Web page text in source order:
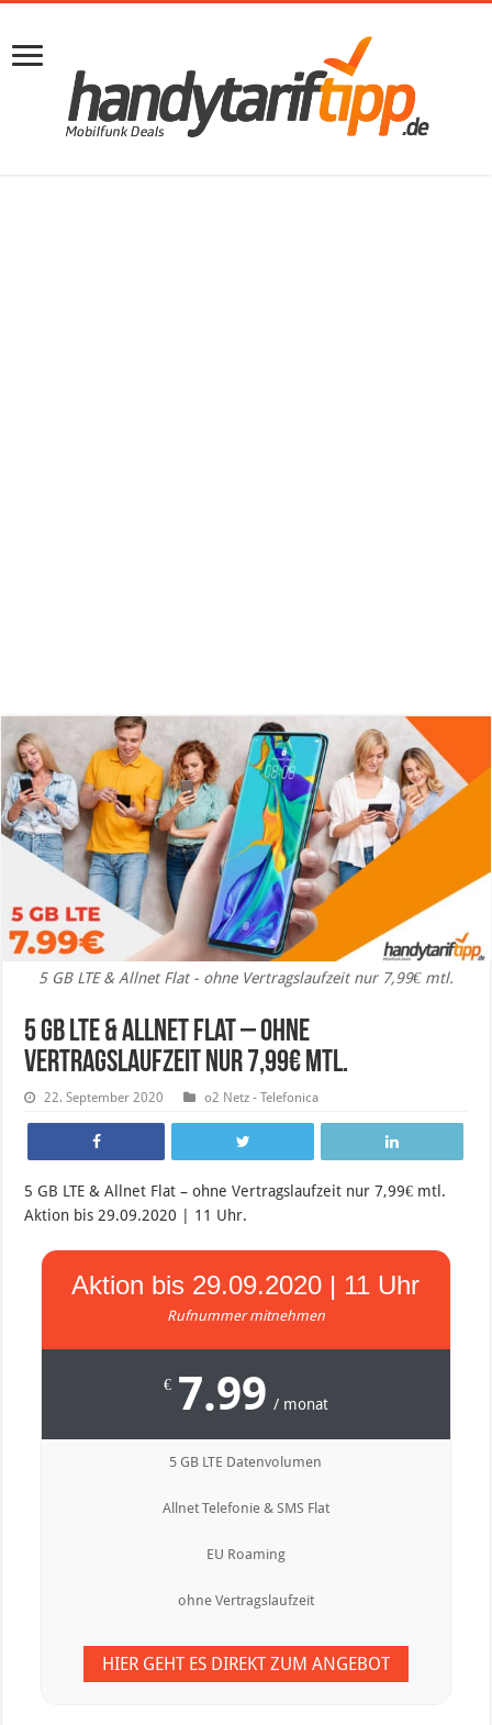
5 GB LTE & Allnet Flat - ohne Vertragslaufzeit nur 7,99€ mtl.
5 GB LTE & Allnet Flat – ohne
Vertragslaufzeit nur 7,99€ mtl.
22. September 2020 o2 Netz - Telefonica
5 GB LTE & Allnet Flat – ohne Vertragslaufzeit nur 7,99€ mtl.
Aktion bis 29.09.2020 | 11 Uhr.
Aktion bis 29.09.2020 | 11 Uhr
Rufnummer mitnehmen
€ 7.99 / monat
5 GB LTE Datenvolumen
Allnet Telefonie & SMS Flat
EU Roaming
ohne Vertragslaufzeit
HIER GEHT ES DIREKT ZUM ANGEBOT